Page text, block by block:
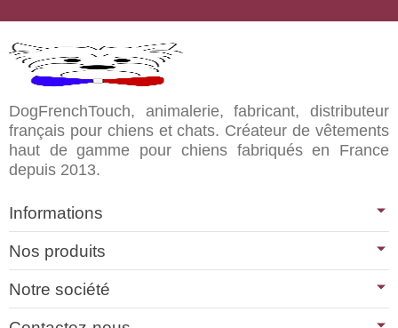
DogFrenchTouch, animalerie, fabricant, distributeur
français pour chiens et chats. Créateur de vêtements
haut de gamme pour chiens fabriqués en France
depuis 2013.
Informations
Nos produits
Notre société